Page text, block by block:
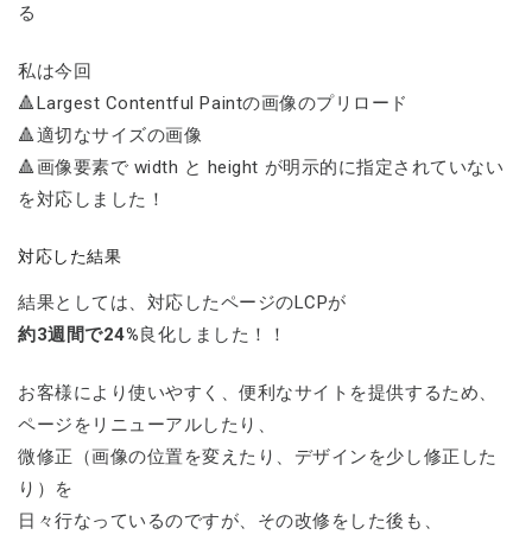
る
私は今回
🔺Largest Contentful Paintの画像のプリロード
🔺適切なサイズの画像
🔺画像要素で width と height が明示的に指定されていない
を対応しました！
対応した結果
結果としては、対応したページのLCPが
約3週間で24%良化しました！！
お客様により使いやすく、便利なサイトを提供するため、
ページをリニューアルしたり、
微修正（画像の位置を変えたり、デザインを少し修正した
り）を
日々行なっているのですが、その改修をした後も、